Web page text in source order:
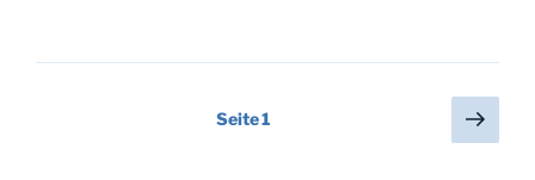
|
Seitennummerierung
Seite1